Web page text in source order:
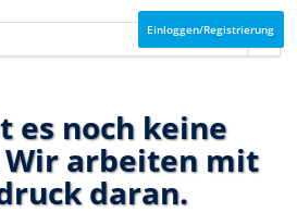
Einloggen/Registrierung
es noch keine
arbeiten mit
daran.